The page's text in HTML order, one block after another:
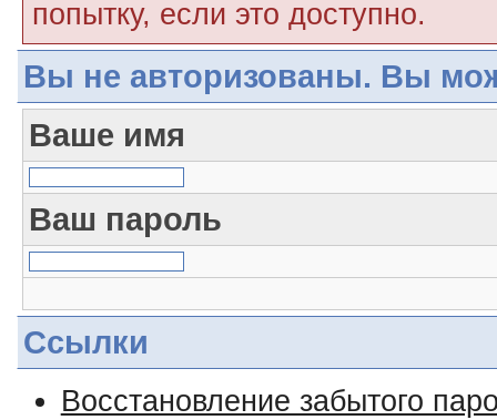
попытку, если это доступно.
Вы не авторизованы. Вы
Ваше имя
Ваш пароль
Ссылки
Восстановление забытого